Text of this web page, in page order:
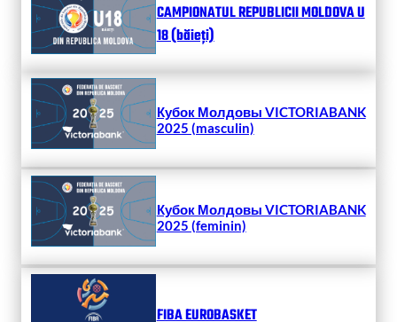
CAMPIONATUL REPUBLICII MOLDOVA U
18 (băieți)
Кубок Молдовы VICTORIABANK
2025 (masculin)
Кубок Молдовы VICTORIABANK
2025 (feminin)
FIBA EUROBASKET